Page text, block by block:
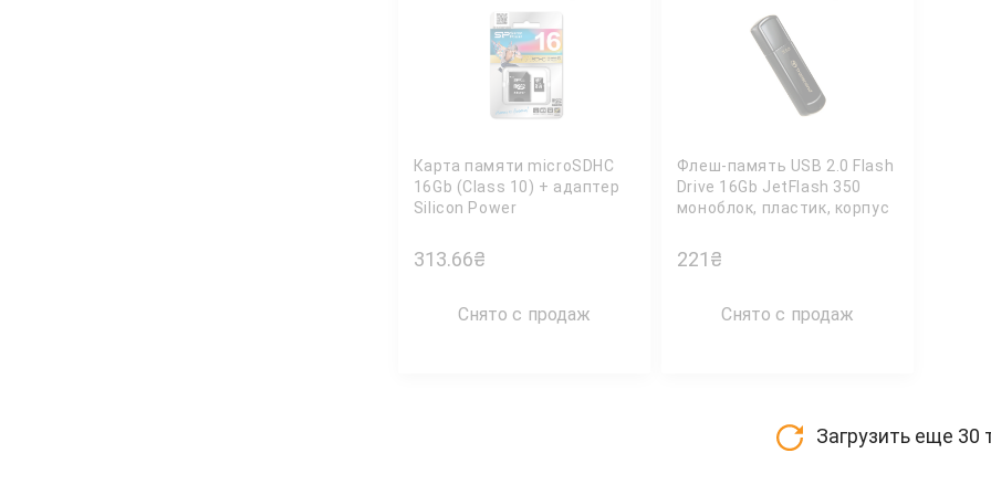
Карта памяти microSDHC
16Gb (Class 10) + адаптер
Silicon Power
313.66₴
Снято с продаж
Флеш-память USB 2.0 Flash
Drive 16Gb JetFlash 350
моноблок, пластик, корпус
221₴
Снято с продаж
Загрузить еще 30